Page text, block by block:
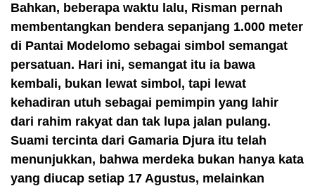
Bahkan, beberapa waktu lalu, Risman pernah
membentangkan bendera sepanjang 1.000 meter
di Pantai Modelomo sebagai simbol semangat
persatuan. Hari ini, semangat itu ia bawa
kembali, bukan lewat simbol, tapi lewat
kehadiran utuh sebagai pemimpin yang lahir
dari rahim rakyat dan tak lupa jalan pulang.
Suami tercinta dari Gamaria Djura itu telah
menunjukkan, bahwa merdeka bukan hanya kata
yang diucap setiap 17 Agustus, melainkan